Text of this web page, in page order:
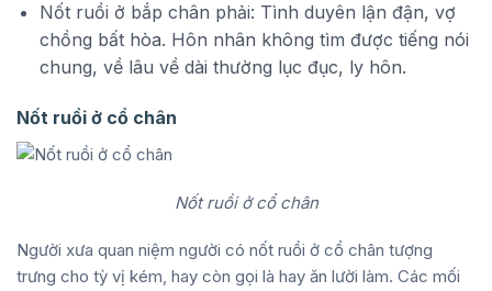
Nốt ruồi ở bắp chân phải: Tình duyên lận đận, vợ
chồng bất hòa. Hôn nhân không tìm được tiếng nói
chung, về lâu về dài thường lục đục, ly hôn.
Nốt ruồi ở cổ chân
Nốt ruồi ở cổ chân
Người xưa quan niệm người có nốt ruồi ở cổ chân tượng
trưng cho tỳ vị kém, hay còn gọi là hay ăn lười làm. Các mối